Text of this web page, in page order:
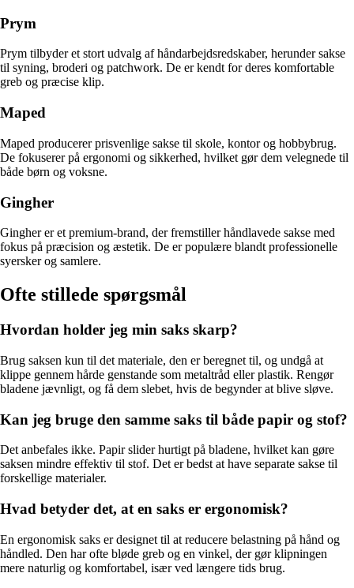
Prym
Prym tilbyder et stort udvalg af håndarbejdsredskaber, herunder sakse
til syning, broderi og patchwork. De er kendt for deres komfortable
greb og præcise klip.
Maped
Maped producerer prisvenlige sakse til skole, kontor og hobbybrug.
De fokuserer på ergonomi og sikkerhed, hvilket gør dem velegnede til
både børn og voksne.
Gingher
Gingher er et premium-brand, der fremstiller håndlavede sakse med
fokus på præcision og æstetik. De er populære blandt professionelle
syersker og samlere.
Ofte stillede spørgsmål
Hvordan holder jeg min saks skarp?
Brug saksen kun til det materiale, den er beregnet til, og undgå at
klippe gennem hårde genstande som metaltråd eller plastik. Rengør
bladene jævnligt, og få dem slebet, hvis de begynder at blive sløve.
Kan jeg bruge den samme saks til både papir og stof?
Det anbefales ikke. Papir slider hurtigt på bladene, hvilket kan gøre
saksen mindre effektiv til stof. Det er bedst at have separate sakse til
forskellige materialer.
Hvad betyder det, at en saks er ergonomisk?
En ergonomisk saks er designet til at reducere belastning på hånd og
håndled. Den har ofte bløde greb og en vinkel, der gør klipningen
mere naturlig og komfortabel, især ved længere tids brug.